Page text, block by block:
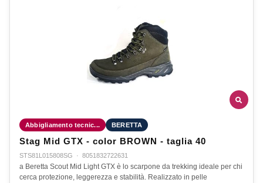
Abbigliamento tecnic... BERETTA
Stag Mid GTX - color BROWN - taglia 40
STS81L015808SG · 8051832722631
a Beretta Scout Mid Light GTX è lo scarpone da trekking ideale per chi
cerca protezione, leggerezza e stabilità. Realizzato in pelle